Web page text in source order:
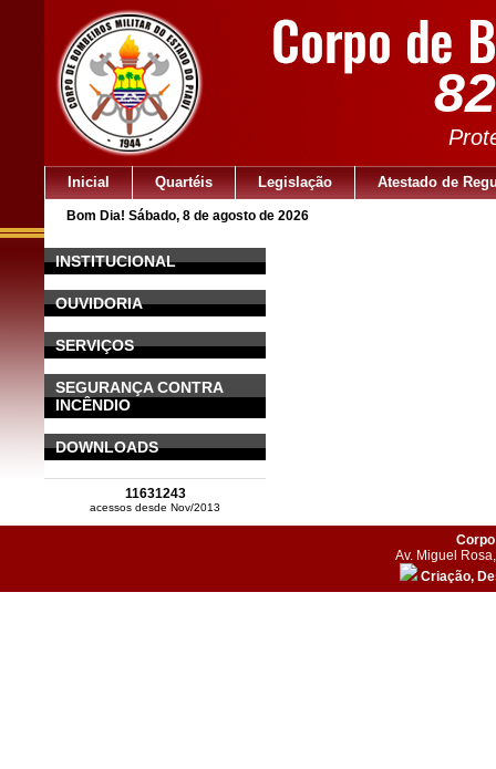
Inicial Quartéis Legislação Atestado de
Bom Dia! Sábado, 8 de agosto de 2026
INSTITUCIONAL
OUVIDORIA
SERVIÇOS
SEGURANÇA CONTRA
INCÊNDIO
DOWNLOADS
11631243
acessos desde Nov/2013
Av. Miguel
Criação,